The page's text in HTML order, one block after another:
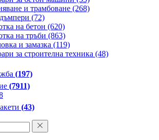
и трамбоване (268)
(72)
на бетон (620)
на тръби (863)
и замазка (119)
за строителна техника (48)
(197)
(7911)
(43)